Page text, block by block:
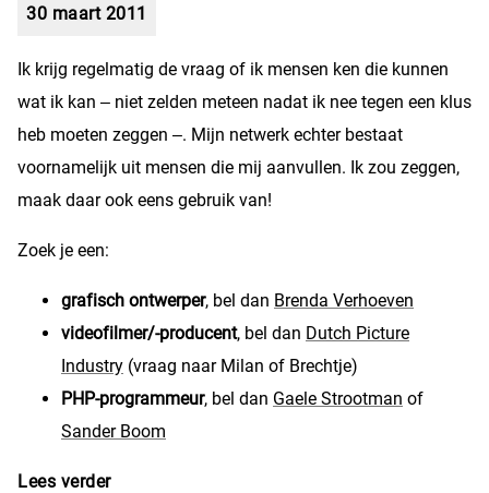
30 maart 2011
Ik krijg regelmatig de vraag of ik mensen ken die kunnen
wat ik kan – niet zelden meteen nadat ik nee tegen een klus
heb moeten zeggen –. Mijn netwerk echter bestaat
voornamelijk uit mensen die mij aanvullen. Ik zou zeggen,
maak daar ook eens gebruik van!
Zoek je een:
grafisch ontwerper, bel dan Brenda Verhoeven
videofilmer/-producent, bel dan Dutch Picture
Industry (vraag naar Milan of Brechtje)
PHP-programmeur, bel dan Gaele Strootman of
Sander Boom
Lees verderover Maak ook eens gebruik van mijn netwerk